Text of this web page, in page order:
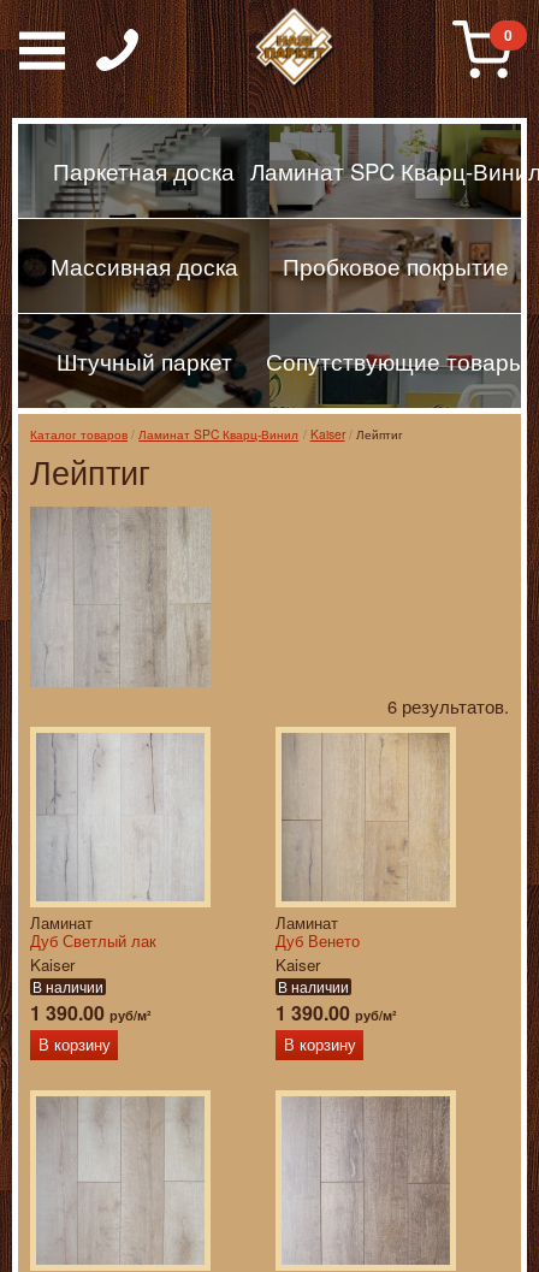
Паркет, Штучный
0
Паркетная доска Ламинат SPC Кварц-
Массивная доска Пробковое покрытие
Штучный паркет Сопутствующие товары
Каталог товаров Ламинат SPC Кварц-Винил Kaiser Лейптиг
Лейптиг
6 результатов.
Ламинат
Дуб Светлый лак
Kaiser
В наличии
1 390.00 руб/м²
В корзину
Ламинат
Дуб Венето
Kaiser
В наличии
1 390.00 руб/м²
В корзину